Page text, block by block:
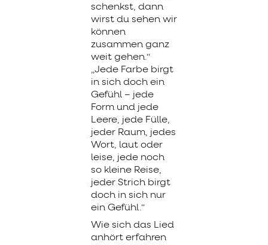
schenkst, dann
wirst du sehen wir
können
zusammen ganz
weit gehen.“
„Jede Farbe birgt
in sich doch ein
Gefühl – jede
Form und jede
Leere, jede Fülle,
jeder Raum, jedes
Wort, laut oder
leise, jede noch
so kleine Reise,
jeder Strich birgt
doch in sich nur
ein Gefühl.“
Wie sich das Lied
anhört erfahren